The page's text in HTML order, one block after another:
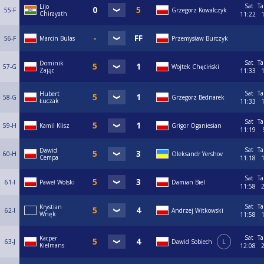
55-F
Lijo
Chirayath
Grzegorz Kowalczyk
Sat
11:22
56-F Marcin Bulas Przemysław Burczyk
57-G
Dominik
Zając
Wojtek Chęciński
Sat
11:33
58-G
Hubert
Łuczak
Grzegorz Bednarek
Sat
11:33
59-H Kamil Klisz Grigor Oganiesian
Sat
11:19
60-H
Dawid
Cempa
Oleksandr Yershov
Sat
11:18
61-I Paweł Wolski Damian Biel
Sat
11:58
62-I
Krystian
Wnęk
Andrzej Witkowski
Sat
11:58
63-J
Kacper
Kielmans
Dawid Sobiech L
Sat
12:08